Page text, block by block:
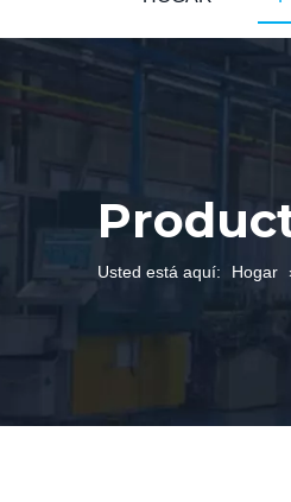
Usted está aquí: Hogar